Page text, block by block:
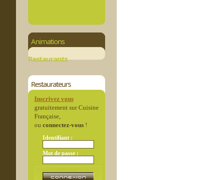
Animations
Restaurants
Restaurateurs
Inscrivez vous
gratuitement sur Cuisine
Française,
ou connectez-vous!
Identifiant :
Mot de passe :